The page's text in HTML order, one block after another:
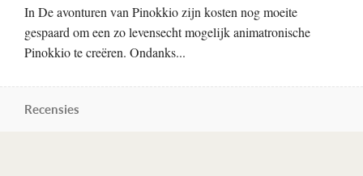
In De avonturen van Pinokkio zijn kosten nog moeite
gespaard om een zo levensecht mogelijk animatronische
Pinokkio te creëren. Ondanks...
Recensies